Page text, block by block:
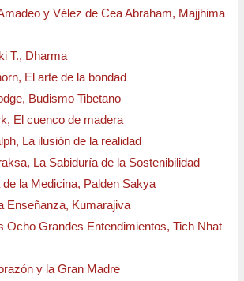
y Vélez de Cea Abraham, Majjhima
T., Dharma
El arte de la bondad
Budismo Tibetano
El cuenco de madera
La ilusión de la realidad
La Sabiduría de la Sostenibilidad
de la Medicina, Palden Sakya
Enseñanza, Kumarajiva
Ocho Grandes Entendimientos, Tich Nhat
y la Gran Madre